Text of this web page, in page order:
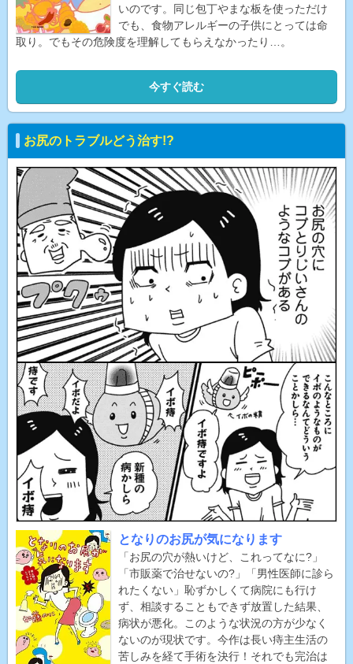
いのです。同じ包丁やまな板を使っただけ
でも、食物アレルギーの子供にとっては命
取り。でもその危険度を理解してもらえなかったり…。
今すぐ読む
お尻のトラブルどう治す!?
となりのお尻が気になります
「お尻の穴が熱いけど、これってなに?」
「市販薬で治せないの?」「男性医師に診ら
れたくない」恥ずかしくて病院にも行け
ず、相談することもできず放置した結果、
病状が悪化。このような状況の方が少なく
ないのが現状です。今作は長い痔主生活の
苦しみを経て手術を決行！それでも完治は